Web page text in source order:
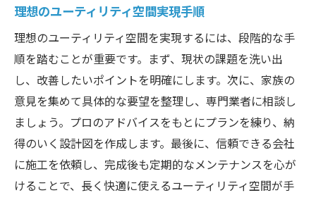
ユーティリティリフォームを大阪府で計画する
ポイント
リフォーム計画の基本ステップ解説
希望を叶える事前準備の大切さ
ユーティリティ空間の使い方を見直す
予算設定と見積もりのポイント紹介
信頼できる業者との相談方法
リフォーム後のメンテナンス体制
理想のユーティリティ空間実現手順
理想のユーティリティ空間を実現するには、段階的な手
順を踏むことが重要です。まず、現状の課題を洗い出
し、改善したいポイントを明確にします。次に、家族の
意見を集めて具体的な要望を整理し、専門業者に相談し
ましょう。プロのアドバイスをもとにプランを練り、納
得のいく設計図を作成します。最後に、信頼できる会社
に施工を依頼し、完成後も定期的なメンテナンスを心が
けることで、長く快適に使えるユーティリティ空間が手